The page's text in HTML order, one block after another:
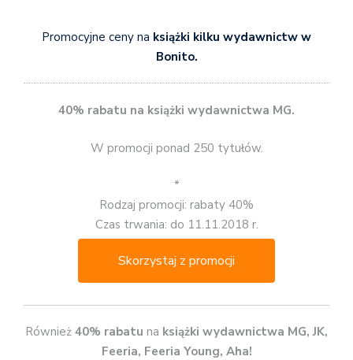
Promocyjne ceny na książki kilku wydawnictw w
Bonito.
40% rabatu na książki wydawnictwa MG.
W promocji ponad 250 tytułów.
*
Rodzaj promocji: rabaty 40%
Czas trwania: do 11.11.2018 r.
Skorzystaj z promocji
Również 40% rabatu na książki wydawnictwa MG, JK,
Feeria, Feeria Young, Aha!